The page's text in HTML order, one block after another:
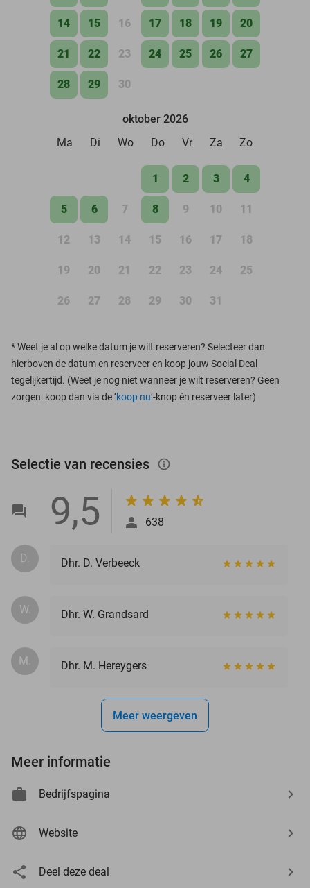
14 15 16 17 18 19 20
21 22 23 24 25 26 27
28 29 30
oktober 2026
Ma
Di Wo Do Vr Za Zo
1 2 3 4
5 6 7 8 9 10 11
12 13 14 15 16 17 18
19 20 21 22 23 24 25
26 27 28 29 30 31
*Weet je al op welke datum je wilt reserveren? Selecteer dan
hierboven de datum en reserveer en koop jouw Social Deal
tegelijkertijd. (Weet je nog niet wanneer je wilt reserveren? Geen
zorgen: koop dan via de ‘koop nu’-knop én reserveer later)
Selectie van recensies info_outlined
9,5 638
D. Dhr. D. Verbeeck
W. Dhr. W. Grandsard
M. Dhr. M. Hereygers
Meer weergeven
Meer informatie
Bedrijfspagina
Website
Deel deze deal